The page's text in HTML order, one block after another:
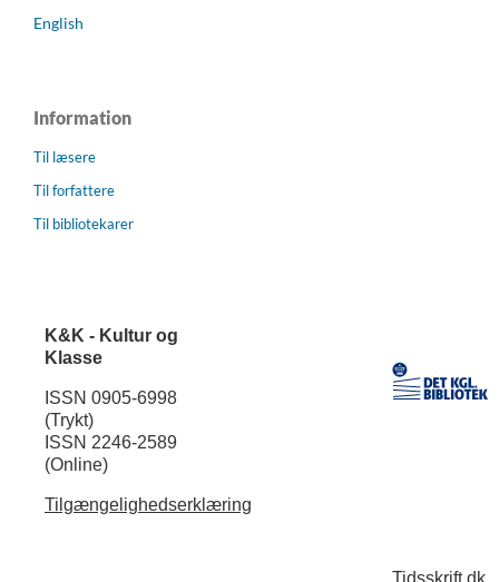
English
Information
Til læsere
Til forfattere
Til bibliotekarer
K&K - Kultur og
Klasse
ISSN 0905-6998
(Trykt)
ISSN 2246-2589
(Online)
Tilgængelighedserklæring